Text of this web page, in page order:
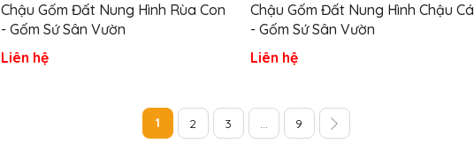
Chậu Gốm Đất Nung Hình Rùa Con
- Gốm Sứ Sân Vườn
Liên hệ
Chậu Gốm Đất Nung Hình Chậu Cá
- Gốm Sứ Sân Vườn
Liên hệ
1 2 3 ... 9